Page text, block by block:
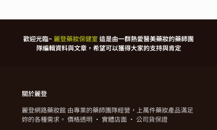
歡迎光臨~ 麗登藥妝保健室這是由一群熱愛醫美藥妝的藥師團
隊編輯資料與文章，希望可以獲得大家的支持與肯定
關於麗登
麗登網路藥妝館 由專業的藥師團隊經營，上萬件藥妝產品滿足
妳的各種需求。 價格透明 · 實體店面 · 公司貨保證